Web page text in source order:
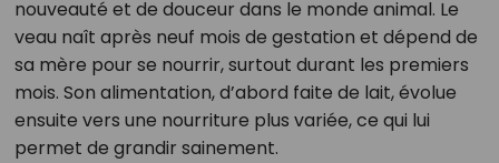
nouveauté et de douceur dans le monde animal. Le
veau naît après neuf mois de gestation et dépend de
sa mère pour se nourrir, surtout durant les premiers
mois. Son alimentation, d’abord faite de lait, évolue
ensuite vers une nourriture plus variée, ce qui lui
permet de grandir sainement.